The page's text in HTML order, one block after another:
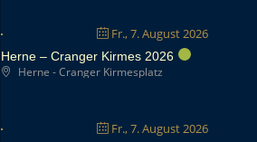
Fr., 7. August 2026
Herne – Cranger Kirmes 2026
Herne - Cranger Kirmesplatz
Fr., 7. August 2026